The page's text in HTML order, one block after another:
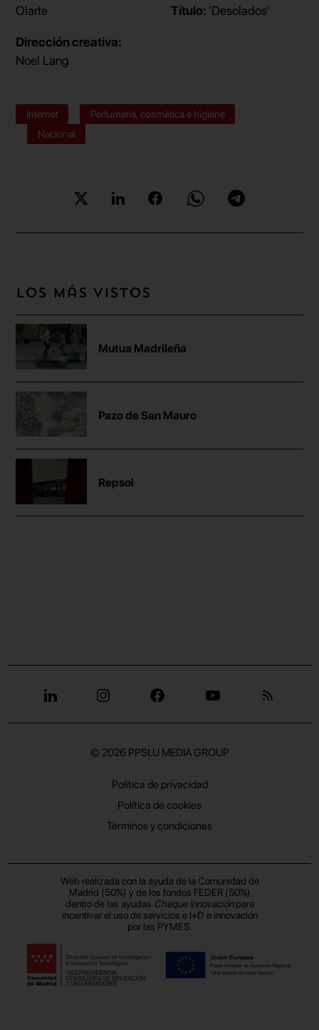
Olarte
Dirección creativa:
Noel Lang
Título: 'Desolados'
Internet
Perfumería, cosmética e higiene
Nacional
Los más vistos
Mutua Madrileña
Pazo de San Mauro
Repsol
© 2026 PPSLU MEDIA GROUP
Política de privacidad
Política de cookies
Términos y condiciones
Web realizada con la ayuda de la Comunidad de
Madrid (50%) y de los fondos FEDER (50%)
dentro de las ayudas Cheque Innovaciónpara
incentivar el uso de servicios e I+D e innovación
por las PYMES.